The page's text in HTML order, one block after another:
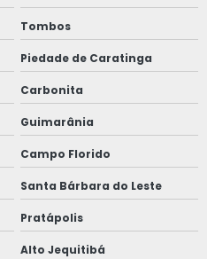
Tombos
Piedade de Caratinga
Carbonita
Guimarânia
Campo Florido
Santa Bárbara do Leste
Pratápolis
Alto Jequitibá